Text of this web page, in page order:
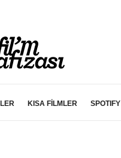
KISA FİLMLER SPOTIFY